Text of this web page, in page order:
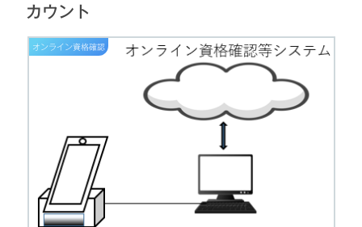
カウント
オンライン資格確認